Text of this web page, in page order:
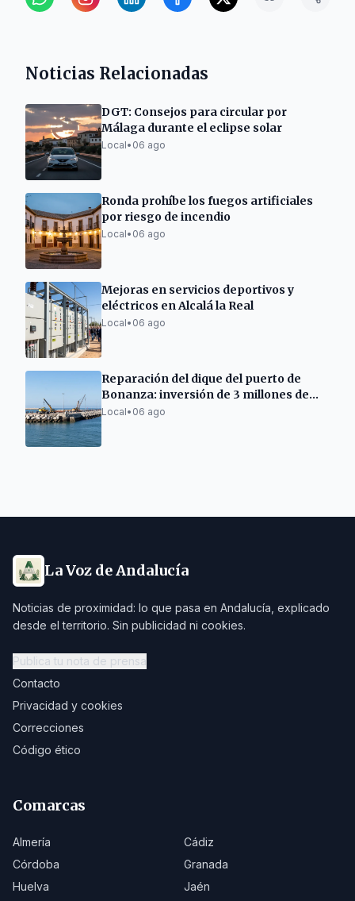
Noticias Relacionadas
DGT: Consejos para circular por
Málaga durante el eclipse solar
Local• 06 ago
Ronda prohíbe los fuegos artificiales
por riesgo de incendio
Local• 06 ago
Mejoras en servicios deportivos y
eléctricos en Alcalá la Real
Local• 06 ago
Reparación del dique del puerto de
Bonanza: inversión de 3 millones de
euros
Local• 06 ago
La Voz de Andalucía
Noticias de proximidad: lo que pasa en Andalucía, explicado
desde el territorio. Sin publicidad ni cookies.
Publica tu nota de prensa
Contacto
Privacidad y cookies
Correcciones
Código ético
Comarcas
Almería
Cádiz
Córdoba
Granada
Huelva
Jaén